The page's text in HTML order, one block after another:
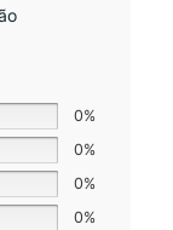
0%
0%
0%
0%